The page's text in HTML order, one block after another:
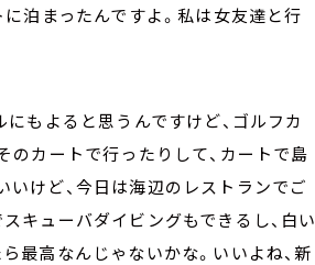
に泊まったんですよ。私は女友達と行
もよると思うんですけど、ゴルフカ
のカートで行ったりして、カートで島
けど、今日は海辺のレストランでご
キューバダイビングもできるし、白い
最高なんじゃないかな。いいよね、新